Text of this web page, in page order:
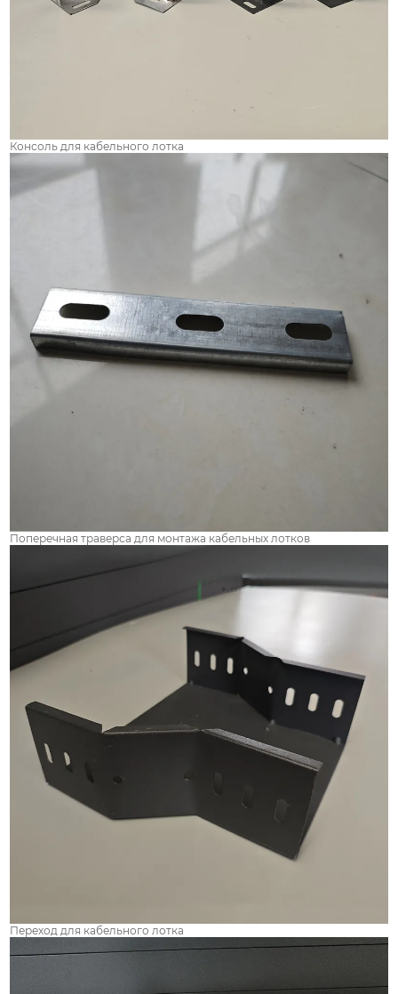
Консоль для кабельного лотка
Поперечная траверса для монтажа кабельных лотков
Переход для кабельного лотка